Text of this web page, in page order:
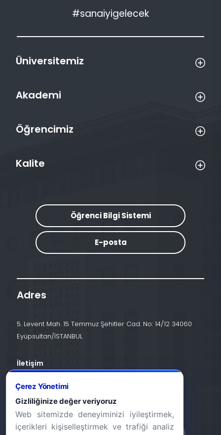
#sanaiyigelecek
Üniversitemiz
Akademi
Öğrencimiz
Kalite
Öğrenci Bilgi Sistemi
E-posta
Adres
5. Levent Mah. 15 Temmuz Şehitler Cad. No: 14/12 34060
Eyüpsultan/İSTANBUL
İletişim
info@halic.edu.tr
Çerez Yönetimi
Gizliliğinize değer veriyoruz
Web sitemizde deneyiminizi iyileştirmek,
içerikleri kişiselleştirmek ve trafiği analiz